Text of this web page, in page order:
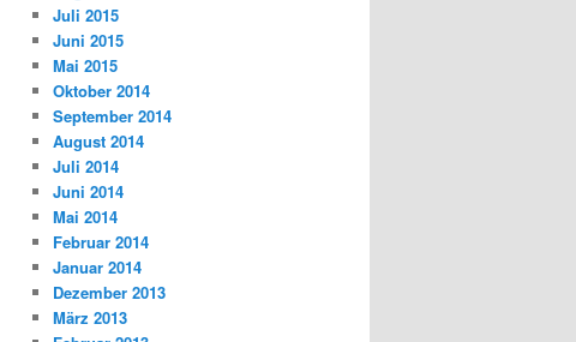
Juli 2015
Juni 2015
Mai 2015
Oktober 2014
September 2014
August 2014
Juli 2014
Juni 2014
Mai 2014
Februar 2014
Januar 2014
Dezember 2013
März 2013